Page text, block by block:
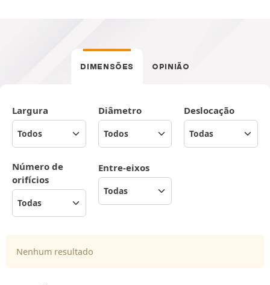
DIMENSÕES OPINIÃO
Largura Diâmetro Deslocação
Número de
orifícios
Entre-eixos
Nenhum resultado